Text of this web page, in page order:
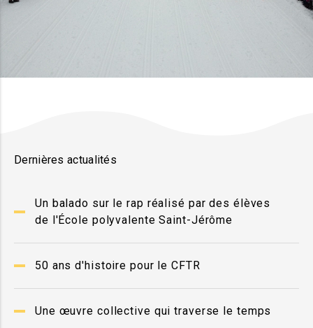
Dernières actualités
Un balado sur le rap réalisé par des élèves
de l'École polyvalente Saint-Jérôme
50 ans d'histoire pour le CFTR
Une œuvre collective qui traverse le temps